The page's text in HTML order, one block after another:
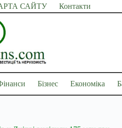
САЙТУ Контакти
Бізнес Економіка